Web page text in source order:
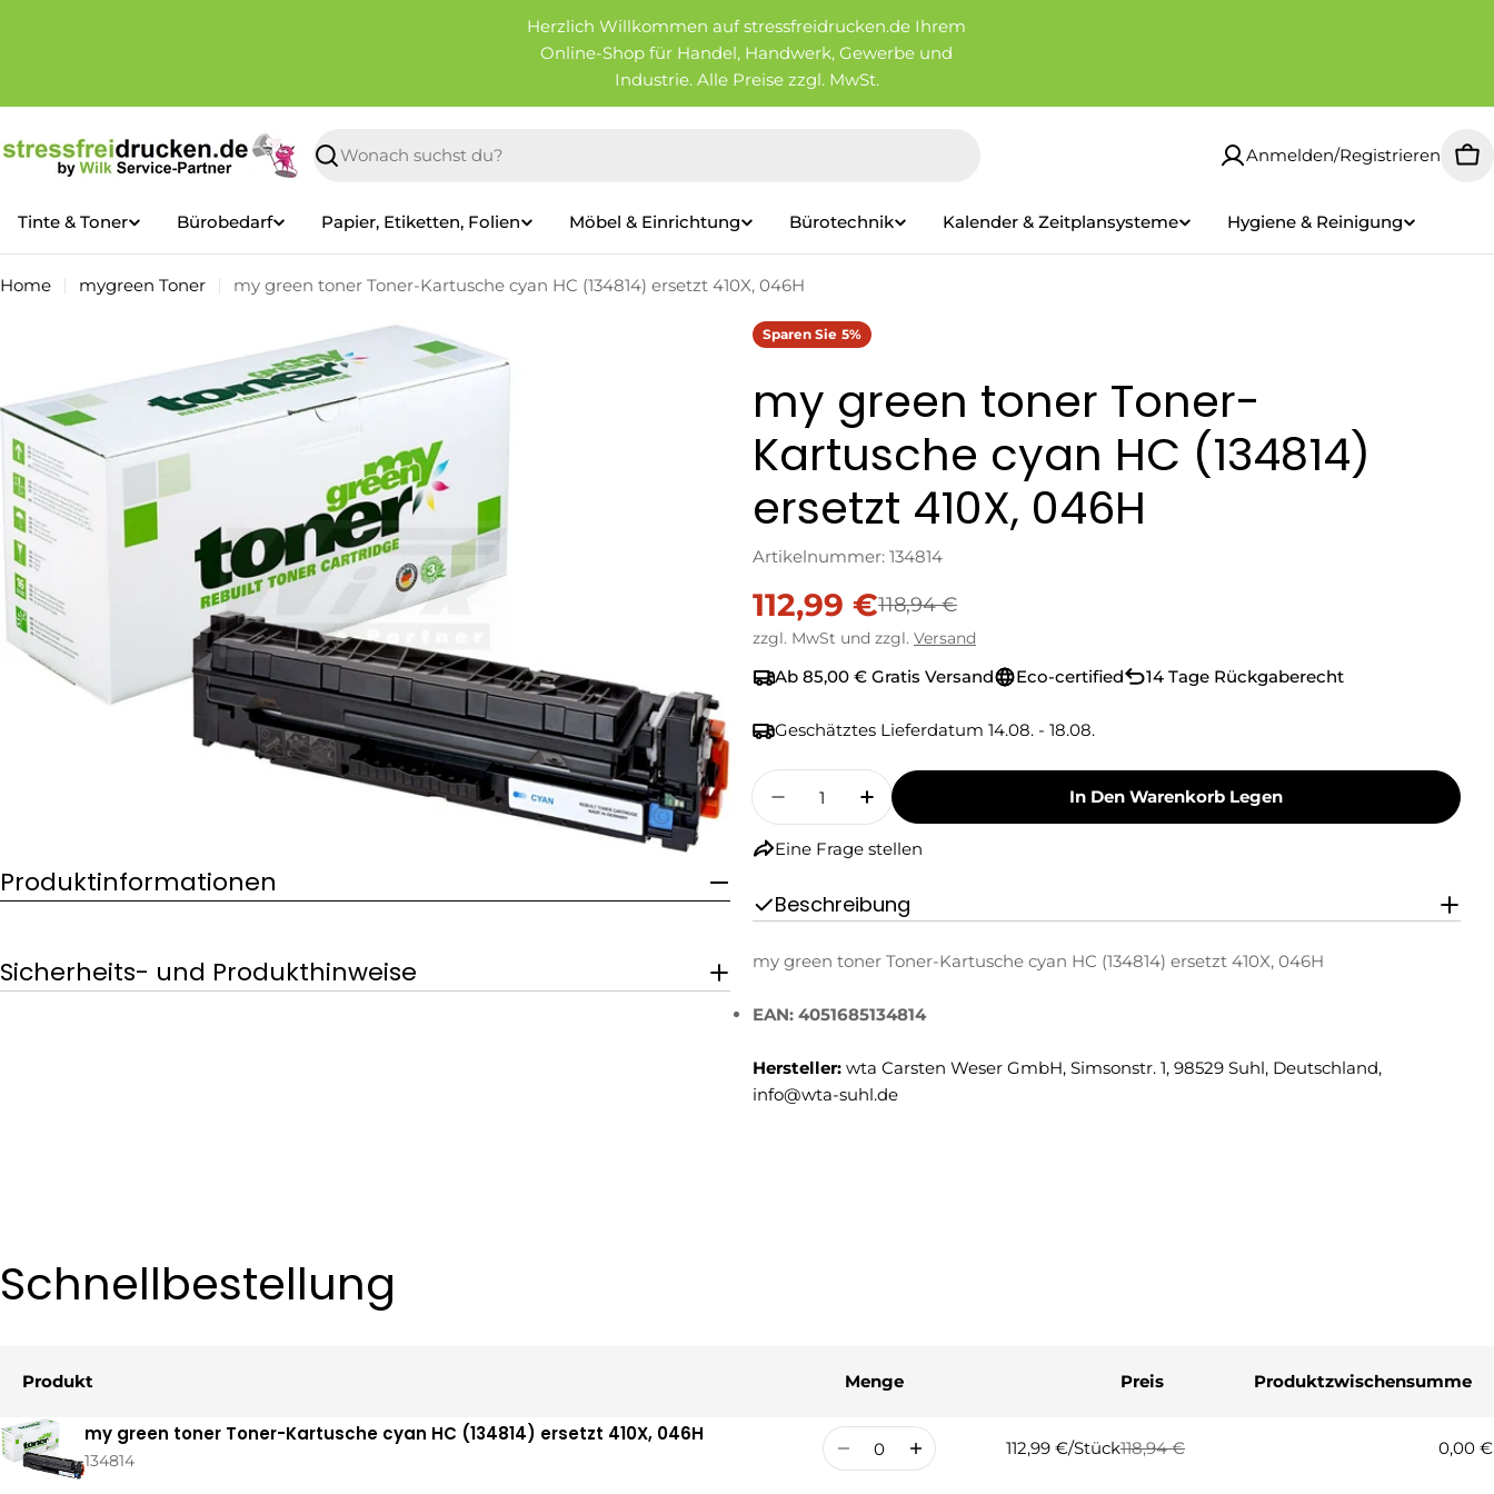
Herzlich Willkommen auf stressfreidrucken.de Ihrem
Online-Shop für Handel, Handwerk, Gewerbe und
Industrie. Alle Preise zzgl. MwSt.
Suchen
Anmelden/Registrieren
Tinte & Toner Bürobedarf Papier, Etiketten, Folien Möbel & Einrichtung Bürotechnik Kalender & Zeitplansysteme Hygiene & Reinigung
Home mygreen Toner my green toner Toner-Kartusche cyan HC (134814) ersetzt 410X, 046H
Produktinformationen
Sie das Medium 0 im Modalformat
Produktinformationen
Sicherheits- und Produkthinweise
Sparen Sie 5%
my green toner Toner-
Kartusche cyan HC (134814)
ersetzt 410X, 046H
Artikelnummer: 134814
Verkaufspreis
112,99 €
Regulärer
Preis
118,94 €
zzgl. MwSt und zzgl. Versand
Ab 85,00 € Gratis Versand Eco-certified 14 Tage Rückgaberecht
Geschätztes Lieferdatum 14.08. - 18.08.
Menge
Menge Für My Green Toner Toner-Kartusche Cyan HC (134814)
Menge Für My Green Toner Toner-Kartusche Cyan HC
In Den Warenkorb Legen
Eine Frage stellen
Beschreibung
my green toner Toner-Kartusche cyan HC (134814) ersetzt 410X, 046H
EAN: 4051685134814
Hersteller: wta Carsten Weser GmbH, Simsonstr. 1, 98529 Suhl, Deutschland,
info@wta-suhl.de
Schnellbestellung
Ihr
Warenkorb
Produkt Menge Preis Produktzwischensumme
my green toner Toner-Kartusche cyan HC (134814) ersetzt 410X, 046H
134814
Menge 112,99 €/Stück
Regulärer
118,94 €
Verkaufspreis
0,00 €